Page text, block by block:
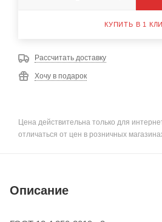
КУПИТЬ В 1
Рассчитать доставку
Хочу в подарок
Цена действительна только для
отличаться от цен в розничных
Описание